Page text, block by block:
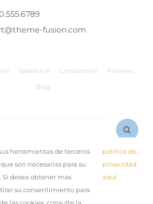
fusion.com
Salesforce Contáctenos Partners
Blog
herramientas de terceros
son necesarias para su
desea obtener más
su consentimiento para
política de
privacidad
aquí
.